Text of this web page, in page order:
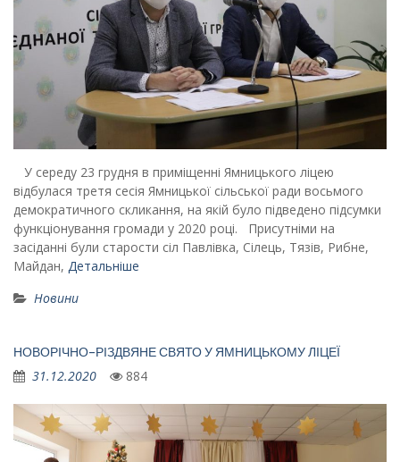
У середу 23 грудня в приміщенні Ямницького ліцею
відбулася третя сесія Ямницької сільської ради восьмого
демократичного скликання, на якій було підведено підсумки
функціонування громади у 2020 році. Присутніми на
засіданні були старости сіл Павлівка, Сілець, Тязів, Рибне,
Майдан, Детальніше
Новини
НОВОРІЧНО-РІЗДВЯНЕ СВЯТО У ЯМНИЦЬКОМУ ЛІЦЕЇ
31.12.2020 884